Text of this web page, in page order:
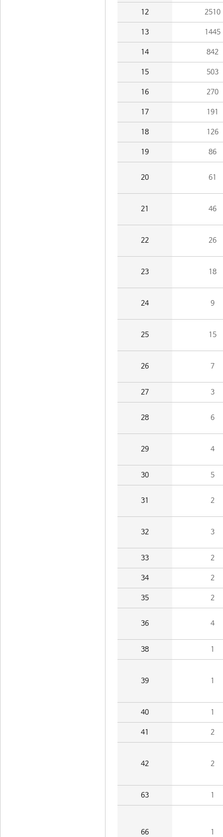
12 2510
13 1445
14 842
15 503
16 270
17 191
18 126
19 86
20 61
21 46
22 26
23 18
24 9
25 15
26 7
27 3
28 6
29 4
30 5
31 2
32 3
33 2
34 2
35 2
36 4
38 1
39 1
40 1
41 2
42 2
63 1
66 1